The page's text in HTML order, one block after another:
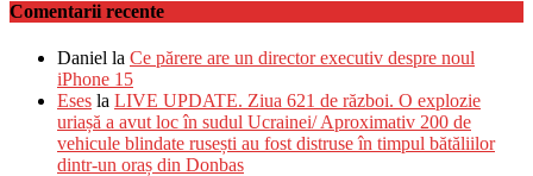
Comentarii recente
Daniel la Ce părere are un director executiv despre noul
iPhone 15
Eses la LIVE UPDATE. Ziua 621 de război. O explozie
uriașă a avut loc în sudul Ucrainei/ Aproximativ 200 de
vehicule blindate rusești au fost distruse în timpul bătăliilor
dintr-un oraș din Donbas